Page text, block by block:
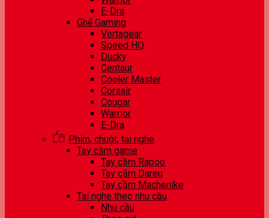
E-Dra
Ghế Gaming
Vertagear
Speed HQ
Ducky
Centaur
Cooler Master
Corsair
Cougar
Warrior
E-Dra
Phím, chuột, tai nghe
Tay cầm game
Tay cầm Rapoo
Tay cầm Dareu
Tay cầm Machenike
Tai nghe theo nhu cầu
Nhu cầu